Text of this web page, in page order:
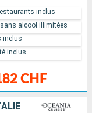
CHF
inclus
alcool illimitées
inclus
inclus